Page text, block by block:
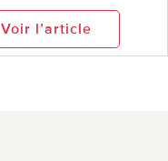
Voir l’article